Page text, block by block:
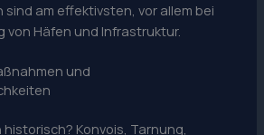
sind am effektivsten, vor allem bei
von Häfen und Infrastruktur.
und
Konvois, Tarnung,